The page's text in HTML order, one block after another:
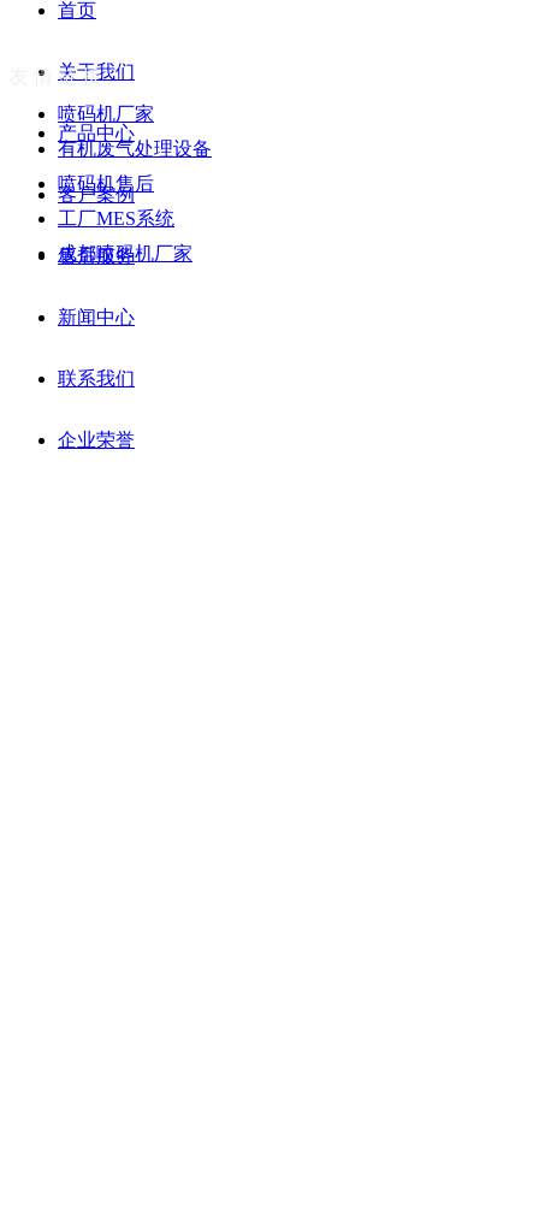
首页
关于我们
产品中心
客户案例
售后服务
新闻中心
联系我们
企业荣誉
友 情 链 接：
喷码机厂家
有机废气处理设备
喷码机售后
工厂MES系统
成都喷码机厂家